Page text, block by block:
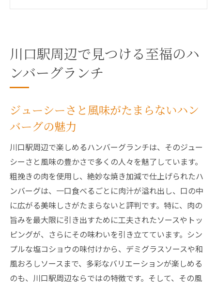
川口駅周辺のランチスポット探訪記
地元食材が光る川口駅の魅力的なランチスポッ
こだわりの地元産ハンバーグの秘密
川口駅で味わう、季節限定メニュー
地域密着型の温かいサービスが人気
駅周辺での食材調達のこだわり
川口駅ランチで出会う地元の味
ランチタイムの新定番！川口駅近くのハンバー
グ名店
ハンバーグ専門店ならではのこだわり
ランチセットで楽しむボリューム満点の一
皿
常連客に愛される名店の秘密
川口駅周辺で見つける至福のハ
ンバーグランチ
ジューシーさと風味がたまらないハン
バーグの魅力
川口駅周辺で楽しめるハンバーグランチは、そのジュー
シーさと風味の豊かさで多くの人々を魅了しています。
粗挽きの肉を使用し、絶妙な焼き加減で仕上げられたハ
ンバーグは、一口食べるごとに肉汁が溢れ出し、口の中
に広がる美味しさがたまらないと評判です。特に、肉の
旨みを最大限に引き出すために工夫されたソースやトッ
ピングが、さらにその味わいを引き立てています。シン
プルな塩コショウの味付けから、デミグラスソースや和
風おろしソースまで、多彩なバリエーションが楽しめる
のも、川口駅周辺ならではの特徴です。そして、その風